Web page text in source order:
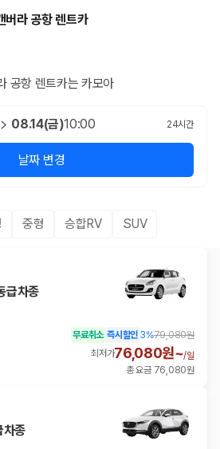
버라 공항 렌트카
공항 렌트카는 카모아
08.14(금)10:00 24시간
날짜 변경
중형 승합RV SUV
급차종
무료취소 즉시할인 3%79,080원
최저가76,080원~/일
총 요금 76,080원
차종